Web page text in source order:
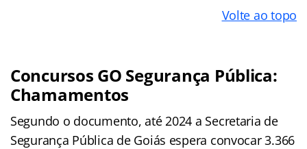
Volte ao topo
Concursos GO Segurança Pública:
Chamamentos
Segundo o documento, até 2024 a Secretaria de
Segurança Pública de Goiás espera convocar 3.366